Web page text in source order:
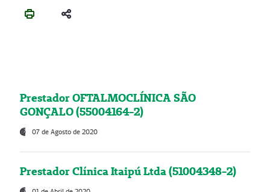
Prestador OFTALMOCLÍNICA SÃO
GONÇALO (55004164-2)
07 de Agosto de 2020
Prestador Clínica Itaipú Ltda (51004348-2)